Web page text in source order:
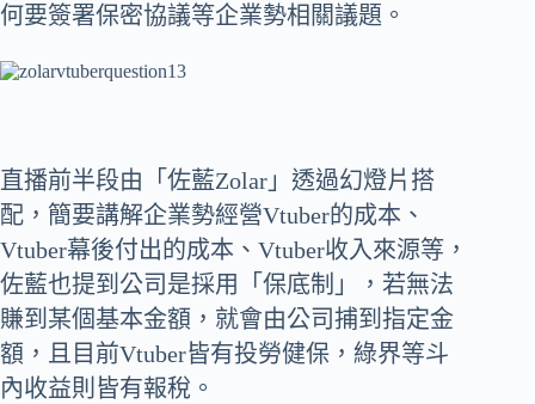
何要簽署保密協議等企業勢相關議題。
直播前半段由「佐藍Zolar」透過幻燈片搭
配，簡要講解企業勢經營Vtuber的成本、
Vtuber幕後付出的成本、Vtuber收入來源等，
佐藍也提到公司是採用「保底制」，若無法
賺到某個基本金額，就會由公司捕到指定金
額，且目前Vtuber皆有投勞健保，綠界等斗
內收益則皆有報稅。